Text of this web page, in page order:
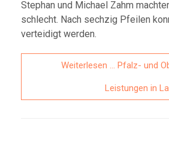
Stephan und Michael Zahm
schlecht. Nach sechzig Pfeilen
verteidigt werden.
Weiterlesen … Pfalz- und
Leistungen in